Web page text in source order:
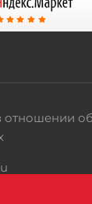
образа жизни
отношении